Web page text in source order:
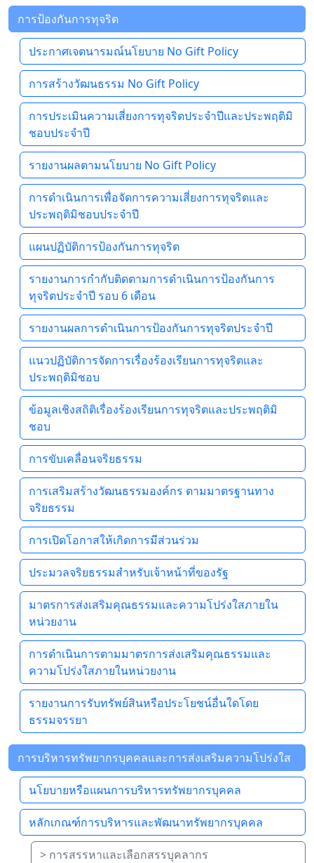
การป้องกันการทุจริต
ประกาศเจตนารมณ์นโยบาย No Gift Policy
การสร้างวัฒนธรรม No Gift Policy
การประเมินความเสี่ยงการทุจริตประจำปีและประพฤติมิ
ชอบประจำปี
รายงานผลตามนโยบาย No Gift Policy
การดำเนินการเพื่อจัดการความเสี่ยงการทุจริตและ
ประพฤติมิชอบประจำปี
แผนปฏิบัติการป้องกันการทุจริต
รายงานการกำกับติดตามการดำเนินการป้องกันการ
ทุจริตประจำปี รอบ 6 เดือน
รายงานผลการดำเนินการป้องกันการทุจริตประจำปี
แนวปฏิบัติการจัดการเรื่องร้องเรียนการทุจริตและ
ประพฤติมิชอบ
ข้อมูลเชิงสถิติเรื่องร้องเรียนการทุจริตและประพฤติมิ
ชอบ
การขับเคลื่อนจริยธรรม
การเสริมสร้างวัฒนธรรมองค์กร ตามมาตรฐานทาง
จริยธรรม
การเปิดโอกาสให้เกิดการมีส่วนร่วม
ประมวลจริยธรรมสำหรับเจ้าหน้าที่ของรัฐ
มาตรการส่งเสริมคุณธรรมและความโปร่งใสภายใน
หน่วยงาน
การดำเนินการตามมาตรการส่งเสริมคุณธรรมและ
ความโปร่งใสภายในหน่วยงาน
รายงานการรับทรัพย์สินหรือประโยชน์อื่นใดโดย
ธรรมจรรยา
การบริหารทรัพยากรบุคคลและการส่งเสริมความโปร่งใส
นโยบายหรือแผนการบริหารทรัพยากรบุคคล
หลักเกณฑ์การบริหารและพัฒนาทรัพยากรบุคคล
> การสรรหาและเลือกสรรบุคลากร